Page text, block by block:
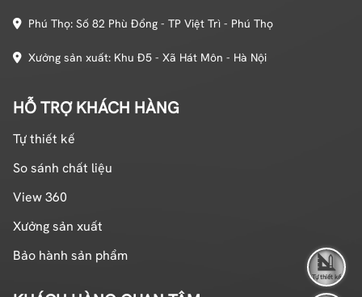
Phú Thọ: Số 82 Phù Đổng - TP Việt Trì - Phú Thọ
Xưởng sản xuất: Khu Đ5 - Xã Hát Môn - Hà Nội
HỖ TRỢ KHÁCH HÀNG
Tự thiết kế
So sánh chất liệu
View 360
Xưởng sản xuất
Bảo hành sản phẩm
Tự thiết kế